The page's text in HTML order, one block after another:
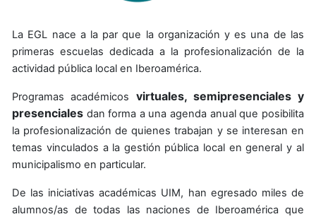
La EGL nace a la par que la organización y es una de las
primeras escuelas dedicada a la profesionalización de la
actividad pública local en Iberoamérica.
Programas académicos virtuales, semipresenciales y
presenciales dan forma a una agenda anual que posibilita
la profesionalización de quienes trabajan y se interesan en
temas vinculados a la gestión pública local en general y al
municipalismo en particular.
De las iniciativas académicas UIM, han egresado miles de
alumnos/as de todas las naciones de Iberoamérica que